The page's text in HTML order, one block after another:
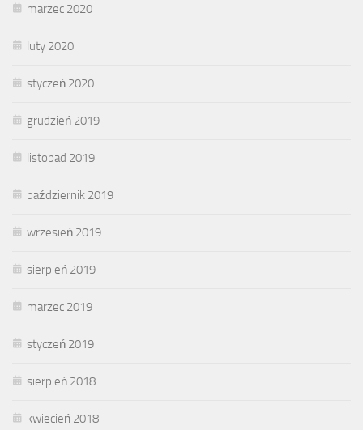
marzec 2020
luty 2020
styczeń 2020
grudzień 2019
listopad 2019
październik 2019
wrzesień 2019
sierpień 2019
marzec 2019
styczeń 2019
sierpień 2018
kwiecień 2018